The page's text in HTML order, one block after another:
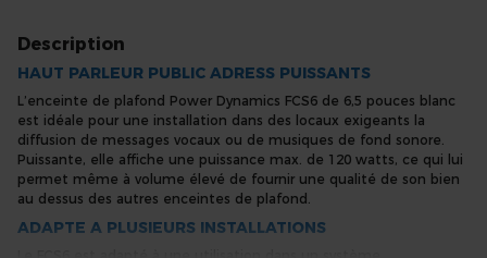
Description
HAUT PARLEUR PUBLIC ADRESS PUISSANTS
L’enceinte de plafond Power Dynamics FCS6 de 6,5 pouces blanc
est idéale pour une installation dans des locaux exigeants la
diffusion de messages vocaux ou de musiques de fond sonore.
Puissante, elle affiche une puissance max. de 120 watts, ce qui lui
permet même à volume élevé de fournir une qualité de son bien
au dessus des autres enceintes de plafond.
ADAPTE A PLUSIEURS INSTALLATIONS